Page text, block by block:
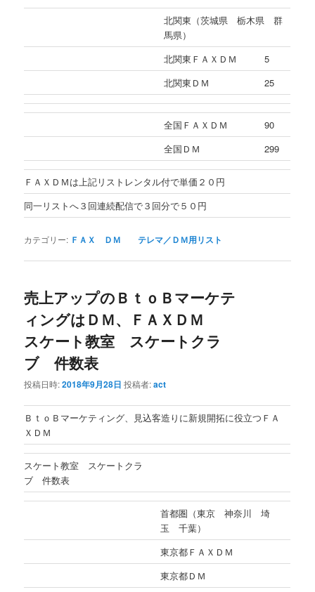
北関東（茨城県 栃木県 群
馬県）
北関東ＦＡＸＤＭ
5
北関東ＤＭ
25
全国ＦＡＸＤＭ
90
全国ＤＭ
299
ＦＡＸＤＭは上記リストレンタル付で単価２０円
同一リストへ３回連続配信で３回分で５０円
カテゴリー: ＦＡＸ ＤＭ テレマ／ＤＭ用リスト
売上アップのＢｔｏＢマーケテ
ィングはＤＭ、ＦＡＸＤＭ
スケート教室 スケートクラ
ブ 件数表
投稿日時:2018年9月28日 投稿者:act
ＢｔｏＢマーケティング、見込客造りに新規開拓に役立つＦＡ
ＸＤＭ
スケート教室 スケートクラ
ブ 件数表
首都圏（東京 神奈川 埼
玉 千葉）
東京都ＦＡＸＤＭ
東京都ＤＭ